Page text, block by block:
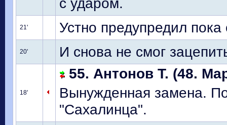
21' Устно предупредил пока
20' И снова не смог
18'
55. Антонов Т. (48.
Вынужденная замена.
"Сахалинца".